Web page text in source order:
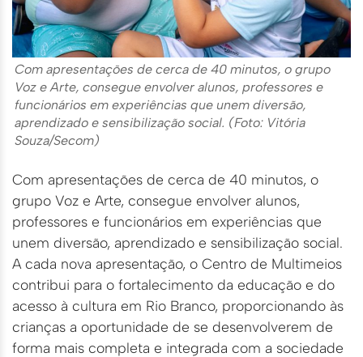
Com apresentações de cerca de 40 minutos, o grupo
Voz e Arte, consegue envolver alunos, professores e
funcionários em experiências que unem diversão,
aprendizado e sensibilização social. (Foto: Vitória
Souza/Secom)
Com apresentações de cerca de 40 minutos, o
grupo Voz e Arte, consegue envolver alunos,
professores e funcionários em experiências que
unem diversão, aprendizado e sensibilização social.
A cada nova apresentação, o Centro de Multimeios
contribui para o fortalecimento da educação e do
acesso à cultura em Rio Branco, proporcionando às
crianças a oportunidade de se desenvolverem de
forma mais completa e integrada com a sociedade